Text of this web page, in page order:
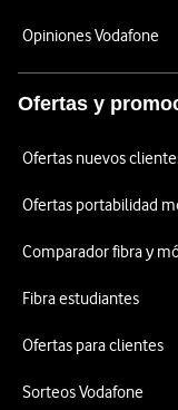
Opiniones Vodafone
Ofertas y
Ofertas nuevos
Ofertas portabilidad
Comparador fibra y
Fibra estudiantes
Ofertas para clientes
Sorteos Vodafone